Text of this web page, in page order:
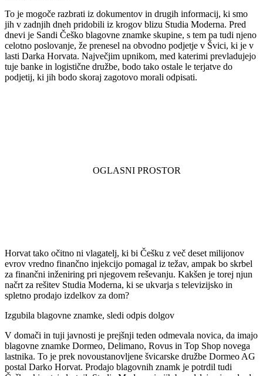
To je mogoče razbrati iz dokumentov in drugih informacij, ki smo
jih v zadnjih dneh pridobili iz krogov blizu Studia Moderna. Pred
dnevi je Sandi Češko blagovne znamke skupine, s tem pa tudi njeno
celotno poslovanje, že prenesel na obvodno podjetje v Švici, ki je v
lasti Darka Horvata. Največjim upnikom, med katerimi prevladujejo
tuje banke in logistične družbe, bodo tako ostale le terjatve do
podjetij, ki jih bodo skoraj zagotovo morali odpisati.
Horvat tako očitno ni vlagatelj, ki bi Češku z več deset milijonov
evrov vredno finančno injekcijo pomagal iz težav, ampak bo skrbel
za finančni inženiring pri njegovem reševanju. Kakšen je torej njun
načrt za rešitev Studia Moderna, ki se ukvarja s televizijsko in
spletno prodajo izdelkov za dom?
Izgubila blagovne znamke, sledi odpis dolgov
V domači in tuji javnosti je prejšnji teden odmevala novica, da imajo
blagovne znamke Dormeo, Delimano, Rovus in Top Shop novega
lastnika. To je prek novoustanovljene švicarske družbe Dormeo AG
postal Darko Horvat. Prodajo blagovnih znamk je potrdil tudi